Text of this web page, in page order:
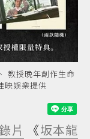
教授晚年創作生命
映娛樂提供
片 《坂本龍